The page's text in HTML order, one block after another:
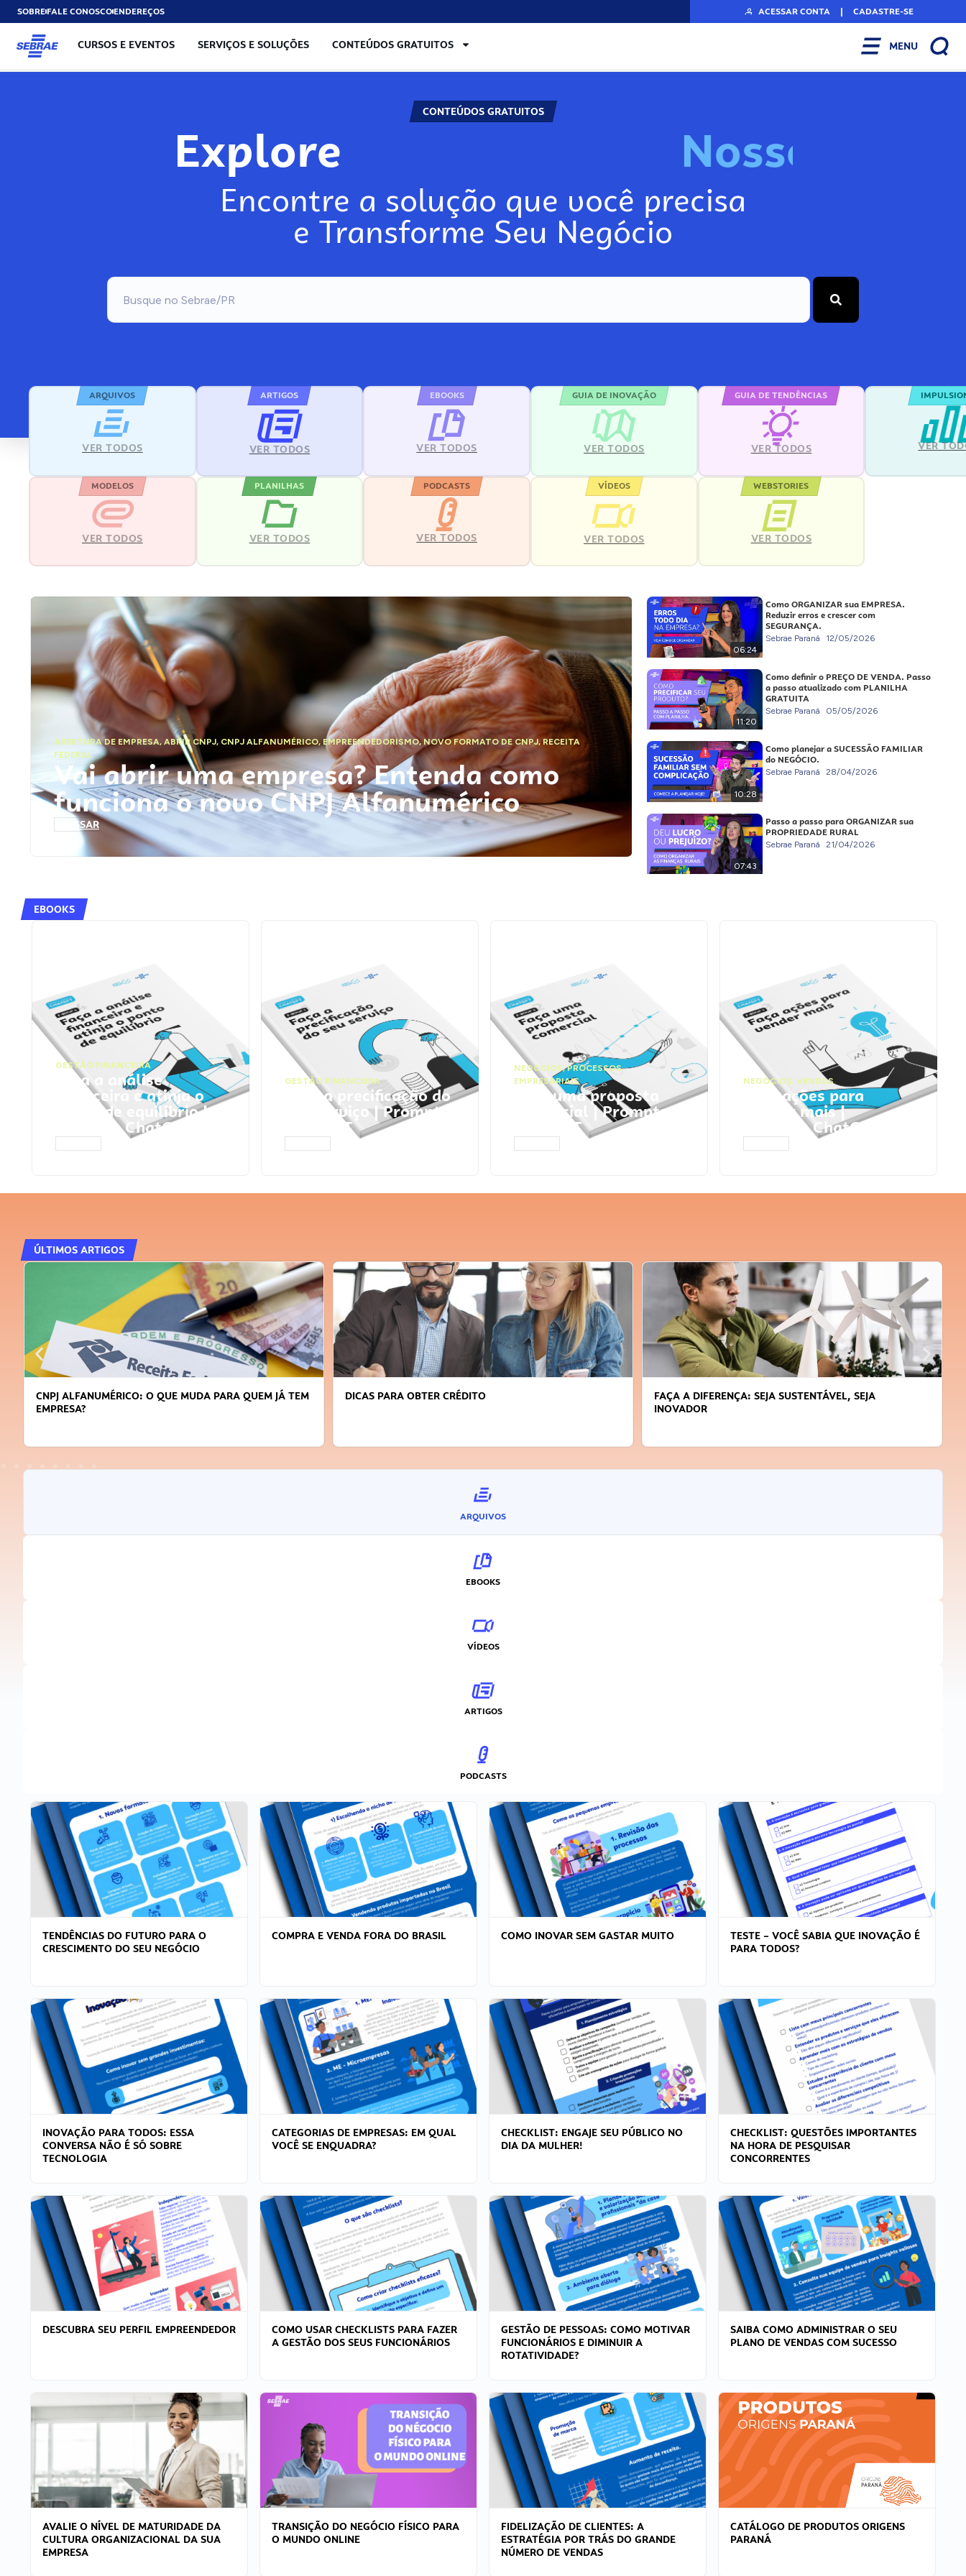
SOBREFALE CONOSCOENDEREÇOS ACESSAR CONTA | CADASTRE-SE
CURSOS E EVENTOS SERVIÇOS E SOLUÇÕES CONTEÚDOS GRATUITOS MENU
CONTEÚDOS GRATUITOS
Explore Nosso
Encontre a solução que você precisa
e Transforme Seu Negócio
ARQUIVOS
VER TODOS
ARTIGOS
VER TODOS
EBOOKS
VER TODOS
GUIA DE INOVAÇÃO
VER TODOS
GUIA DE TENDÊNCIAS
VER TODOS VER
MODELOS
VER TODOS
PLANILHAS
VER TODOS
PODCASTS
VER TODOS
VÍDEOS
VER TODOS
WEBSTORIES
VER TODOS
ABERTURA DE EMPRESA,ABRIR CNPJ, CNPJ ALFANUMÉRICO, EMPREENDEDORISMO,NOVO FORMATO DE CNPJ,RECEITA
FEDERAL
Vai abrir uma empresa? Entenda como
funciona o novo CNPJ Alfanumérico
ACESSAR
06:24
Como ORGANIZAR sua EMPRESA.
Reduzir erros e crescer com
SEGURANÇA.
Sebrae Paraná 12/05/2026
11:20
Como definir o PREÇO DE VENDA. Passo
a passo atualizado com PLANILHA
GRATUITA
Sebrae Paraná 05/05/2026
10:28
Como planejar a SUCESSÃO FAMILIAR
do NEGÓCIO.
Sebrae Paraná 28/04/2026
07:43
Passo a passo para ORGANIZAR sua
PROPRIEDADE RURAL
Sebrae Paraná 21/04/2026
EBOOKS
GESTÃO FINANCEIRA
Faça a análise
financeira e atinja o
ponto de equilíbrio |
Prompts ChatGPT
GESTÃO FINANCEIRA
Faça a precificação do
seu serviço | Prompts
ChatGPT
NEGÓCIOS,PROCESSOS
EMPRESARIAIS
Faça uma proposta
comercial | Prompts
ChatGPT
NEGÓCIOS, VENDAS
Faça ações para
vender mais |
Prompts ChatGPT
ÚLTIMOS ARTIGOS
CNPJ ALFANUMÉRICO: O QUE MUDA PARA QUEM JÁ TEM
EMPRESA?
DICAS PARA OBTER CRÉDITO
FAÇA A DIFERENÇA: SEJA SUSTENTÁVEL, SEJA
INOVADOR
ARQUIVOS
EBOOKS
VÍDEOS
ARTIGOS
PODCASTS
TENDÊNCIAS DO FUTURO PARA O
CRESCIMENTO DO SEU NEGÓCIO
COMPRA E VENDA FORA DO BRASIL COMO INOVAR SEM GASTAR MUITO
TESTE – VOCÊ SABIA QUE INOVAÇÃO É
PARA TODOS?
INOVAÇÃO PARA TODOS: ESSA
CONVERSA NÃO É SÓ SOBRE
TECNOLOGIA
CATEGORIAS DE EMPRESAS: EM QUAL
VOCÊ SE ENQUADRA?
CHECKLIST: ENGAJE SEU PÚBLICO NO
DIA DA MULHER!
CHECKLIST: QUESTÕES IMPORTANTES
NA HORA DE PESQUISAR
CONCORRENTES
DESCUBRA SEU PERFIL EMPREENDEDOR
COMO USAR CHECKLISTS PARA FAZER
A GESTÃO DOS SEUS FUNCIONÁRIOS
GESTÃO DE PESSOAS: COMO MOTIVAR
FUNCIONÁRIOS E DIMINUIR A
ROTATIVIDADE?
SAIBA COMO ADMINISTRAR O SEU
PLANO DE VENDAS COM SUCESSO
AVALIE O NÍVEL DE MATURIDADE DA
CULTURA ORGANIZACIONAL DA SUA
EMPRESA
TRANSIÇÃO DO NEGÓCIO FÍSICO PARA
O MUNDO ONLINE
FIDELIZAÇÃO DE CLIENTES: A
ESTRATÉGIA POR TRÁS DO GRANDE
NÚMERO DE VENDAS
CATÁLOGO DE PRODUTOS ORIGENS
PARANÁ